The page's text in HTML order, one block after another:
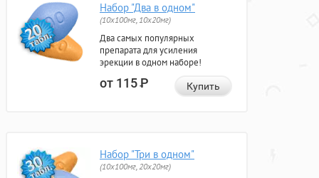
Набор "Два в одном"
(10x100мг, 10x20мг)
Два самых популярных
препарата для усиления
эрекции в одном наборе!
от 115Р Купить
Набор "Три в одном"
(10x100мг, 20x20мг)